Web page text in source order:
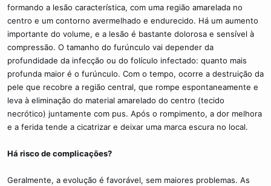
formando a lesão característica, com uma região amarelada no
centro e um contorno avermelhado e endurecido. Há um aumento
importante do volume, e a lesão é bastante dolorosa e sensível à
compressão. O tamanho do furúnculo vai depender da
profundidade da infecção ou do folículo infectado: quanto mais
profunda maior é o furúnculo. Com o tempo, ocorre a destruição da
pele que recobre a região central, que rompe espontaneamente e
leva à eliminação do material amarelado do centro (tecido
necrótico) juntamente com pus. Após o rompimento, a dor melhora
e a ferida tende a cicatrizar e deixar uma marca escura no local.
Há risco de complicações?
Geralmente, a evolução é favorável, sem maiores problemas. As